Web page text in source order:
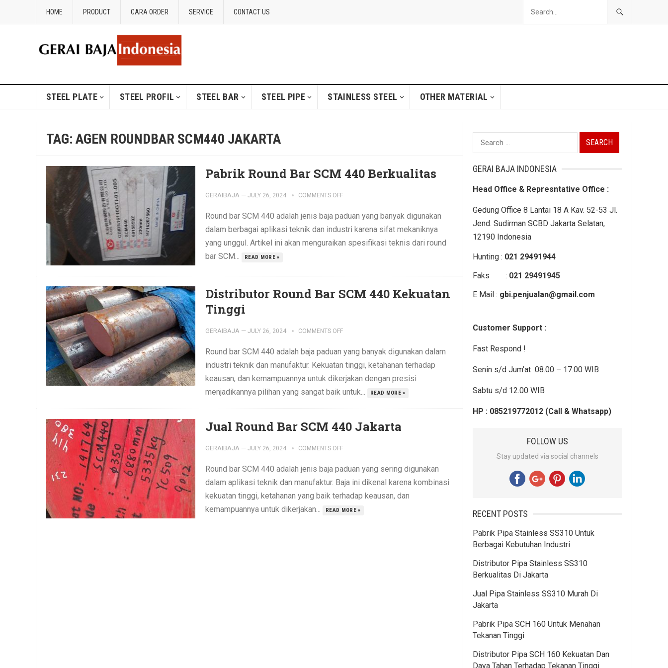
HOME PRODUCT CARA ORDER SERVICE CONTACT US
STEEL PLATE STEEL PROFIL STEEL BAR STEEL PIPE STAINLESS STEEL OTHER MATERIAL
TAG: AGEN ROUNDBAR SCM440 JAKARTA
Pabrik Round Bar SCM 440 Berkualitas
GERAIBAJA — JULY 26, 2024 COMMENTS OFF
Round bar SCM 440 adalah jenis baja paduan yang banyak digunakan
dalam berbagai aplikasi teknik dan industri karena sifat mekaniknya
yang unggul. Artikel ini akan menguraikan spesifikasi teknis dari round
bar SCM...
READ MORE »
Distributor Round Bar SCM 440 Kekuatan
Tinggi
GERAIBAJA — JULY 26, 2024 COMMENTS OFF
Round bar SCM 440 adalah baja paduan yang banyak digunakan dalam
industri teknik dan manufaktur. Kekuatan tinggi, ketahanan terhadap
keausan, dan kemampuannya untuk dikerjakan dengan presisi
menjadikannya pilihan yang sangat baik untuk...
READ MORE »
Jual Round Bar SCM 440 Jakarta
GERAIBAJA — JULY 26, 2024 COMMENTS OFF
Round bar SCM 440 adalah jenis baja paduan yang sering digunakan
dalam aplikasi teknik dan manufaktur. Baja ini dikenal karena kombinasi
kekuatan tinggi, ketahanan yang baik terhadap keausan, dan
kemampuannya untuk dikerjakan...
READ MORE »
Search
for:
GERAI BAJA INDONESIA
Head Office & Represntative Office :
Gedung Office 8 Lantai 18 A Kav. 52-53 Jl.
Jend. Sudirman SCBD Jakarta Selatan,
12190 Indonesia
Hunting : 021 29491944
Faks : 021 29491945
E Mail : gbi.penjualan@gmail.com
Customer Support :
Fast Respond !
Senin s/d Jum’at 08.00 – 17.00 WIB
Sabtu s/d 12.00 WIB
HP : 085219772012 (Call & Whatsapp)
FOLLOW US
Stay updated via social channels
RECENT POSTS
Pabrik Pipa Stainless SS310 Untuk
Berbagai Kebutuhan Industri
Distributor Pipa Stainless SS310
Berkualitas Di Jakarta
Jual Pipa Stainless SS310 Murah Di
Jakarta
Pabrik Pipa SCH 160 Untuk Menahan
Tekanan Tinggi
Distributor Pipa SCH 160 Kekuatan Dan
Daya Tahan Terhadap Tekanan Tinggi